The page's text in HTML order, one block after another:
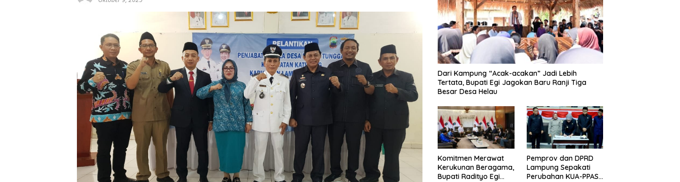
Dari Kampung “Acak-acakan” Jadi Lebih
Tertata, Bupati Egi Jagokan Baru Ranji Tiga
Besar Desa Helau
Komitmen Merawat
Kerukunan Beragama,
Bupati Radityo Egi
Pemprov dan DPRD
Lampung Sepakati
Perubahan KUA-PPAS